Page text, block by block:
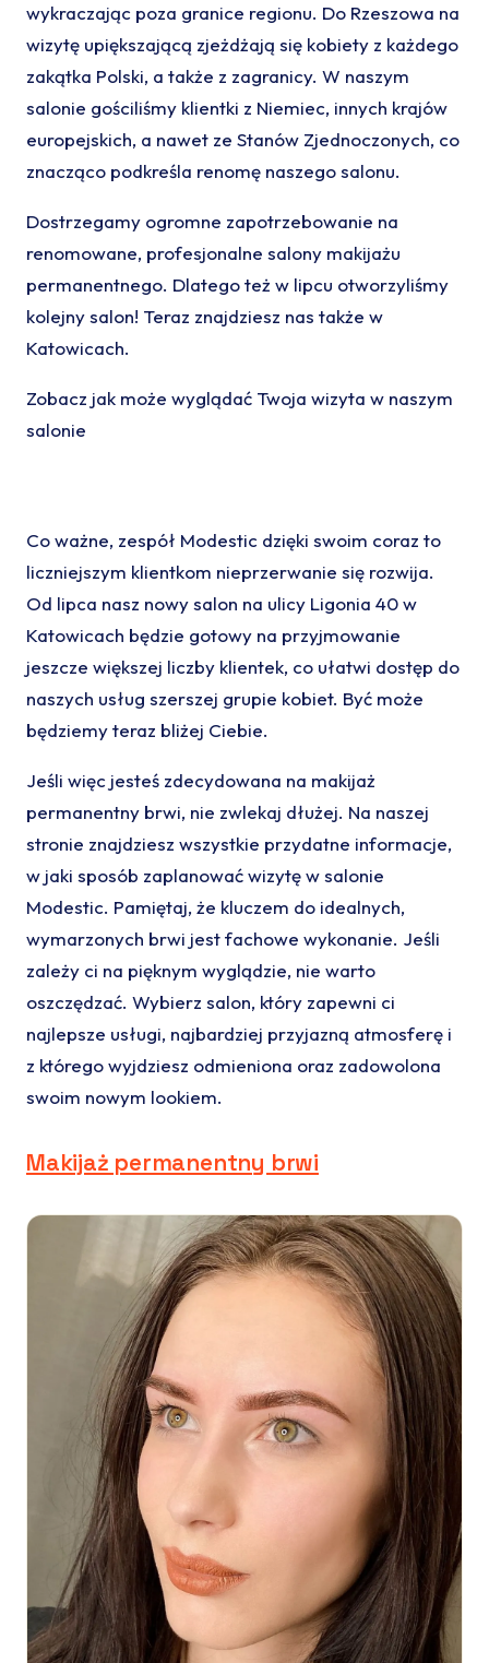
wykraczając poza granice regionu. Do Rzeszowa na
wizytę upiększającą zjeżdżają się kobiety z każdego
zakątka Polski, a także z zagranicy. W naszym
salonie gościliśmy klientki z Niemiec, innych krajów
europejskich, a nawet ze Stanów Zjednoczonych, co
znacząco podkreśla renomę naszego salonu.
Dostrzegamy ogromne zapotrzebowanie na
renomowane, profesjonalne salony makijażu
permanentnego. Dlatego też w lipcu otworzyliśmy
kolejny salon! Teraz znajdziesz nas także w
Katowicach.
Zobacz jak może wyglądać Twoja wizyta w naszym
salonie
Co ważne, zespół Modestic dzięki swoim coraz to
liczniejszym klientkom nieprzerwanie się rozwija.
Od lipca nasz nowy salon na ulicy Ligonia 40 w
Katowicach będzie gotowy na przyjmowanie
jeszcze większej liczby klientek, co ułatwi dostęp do
naszych usług szerszej grupie kobiet. Być może
będziemy teraz bliżej Ciebie.
Jeśli więc jesteś zdecydowana na makijaż
permanentny brwi, nie zwlekaj dłużej. Na naszej
stronie znajdziesz wszystkie przydatne informacje,
w jaki sposób zaplanować wizytę w salonie
Modestic. Pamiętaj, że kluczem do idealnych,
wymarzonych brwi jest fachowe wykonanie. Jeśli
zależy ci na pięknym wyglądzie, nie warto
oszczędzać. Wybierz salon, który zapewni ci
najlepsze usługi, najbardziej przyjazną atmosferę i
z którego wyjdziesz odmieniona oraz zadowolona
swoim nowym lookiem.
Makijaż permanentny brwi